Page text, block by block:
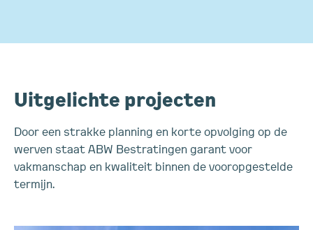
Uitgelichte projecten
Door een strakke planning en korte opvolging op de
werven staat ABW Bestratingen garant voor
vakmanschap en kwaliteit binnen de vooropgestelde
termijn.